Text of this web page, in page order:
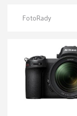
FotoRady